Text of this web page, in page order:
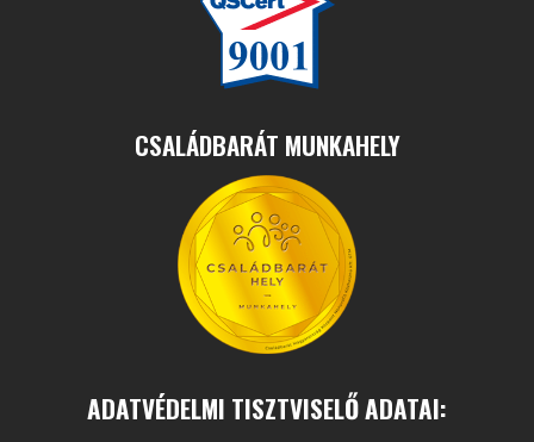
CSALÁDBARÁT MUNKAHELY
ADATVÉDELMI TISZTVISELŐ ADATAI: